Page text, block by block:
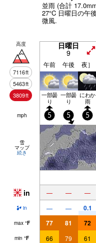
並雨 (合計
27°C 日曜日の午
微風.
高度
7116ft
5463ft
3809ft
日曜日
9
午前 午後 夜］
一部曇
り
一部曇
り
にわか
雨
mph 5 5 5
雪
マップ
続き
in — — —
in — — 0.1
max °F 77 81 72
min °F 66 79 61